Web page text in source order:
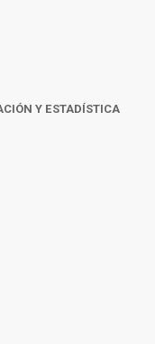
Y ESTADÍSTICA